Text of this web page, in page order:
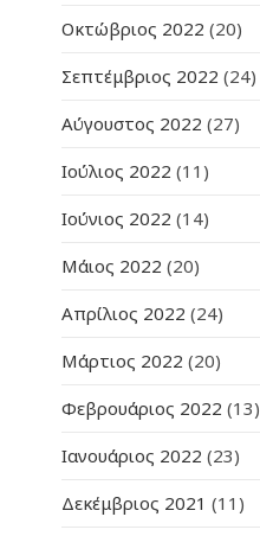
Οκτώβριος 2022 (20)
Σεπτέμβριος 2022 (24)
Αύγουστος 2022 (27)
Ιούλιος 2022 (11)
Ιούνιος 2022 (14)
Μάιος 2022 (20)
Απρίλιος 2022 (24)
Μάρτιος 2022 (20)
Φεβρουάριος 2022 (13)
Ιανουάριος 2022 (23)
Δεκέμβριος 2021 (11)